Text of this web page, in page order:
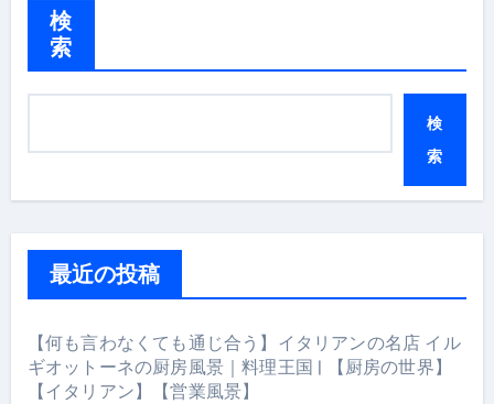
検
索
検
索
最近の投稿
【何も言わなくても通じ合う】イタリアンの名店 イル
ギオットーネの厨房風景｜料理王国 | 【厨房の世界】
【イタリアン】【営業風景】